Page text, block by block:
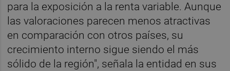
para la exposición a la renta variable. Aunque
las valoraciones parecen menos atractivas
en comparación con otros países, su
crecimiento interno sigue siendo el más
sólido de la región", señala la entidad en sus